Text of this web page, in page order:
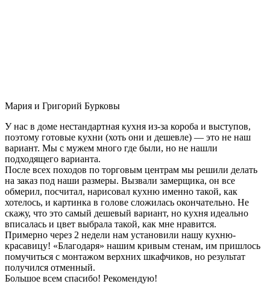
Мария и Григорий Бурковы
У нас в доме нестандартная кухня из-за короба и выступов,
поэтому готовые кухни (хоть они и дешевле) — это не наш
вариант. Мы с мужем много где были, но не нашли
подходящего варианта.
После всех походов по торговым центрам мы решили делать
на заказ под наши размеры. Вызвали замерщика, он все
обмерил, посчитал, нарисовал кухню именно такой, как
хотелось, и картинка в голове сложилась окончательно. Не
скажу, что это самый дешевый вариант, но кухня идеально
вписалась и цвет выбрала такой, как мне нравится.
Примерно через 2 недели нам установили нашу кухню-
красавицу! «Благодаря» нашим кривым стенам, им пришлось
помучиться с монтажом верхних шкафчиков, но результат
получился отменный.
Большое всем спасибо! Рекомендую!